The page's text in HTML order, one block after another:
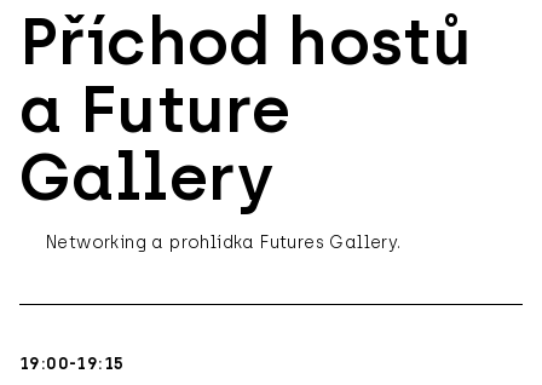
Příchod hostů
a Future
Gallery
Networking a prohlídka Futures Gallery.
19:00-19:15